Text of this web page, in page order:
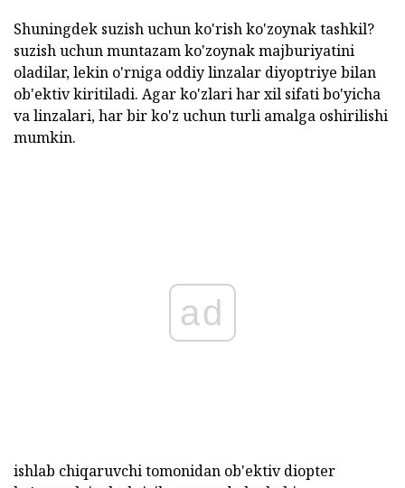
Shuningdek suzish uchun ko'rish ko'zoynak tashkil?
suzish uchun muntazam ko'zoynak majburiyatini
oladilar, lekin o'rniga oddiy linzalar diyoptriye bilan
ob'ektiv kiritiladi. Agar ko'zlari har xil sifati bo'yicha
va linzalari, har bir ko'z uchun turli amalga oshirilishi
mumkin.
ad
ishlab chiqaruvchi tomonidan ob'ektiv diopter